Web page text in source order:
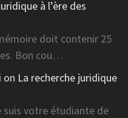
à l’ère des
doit contenir 25
Bon cou…
on La recherche juridique
suis votre étudiante de